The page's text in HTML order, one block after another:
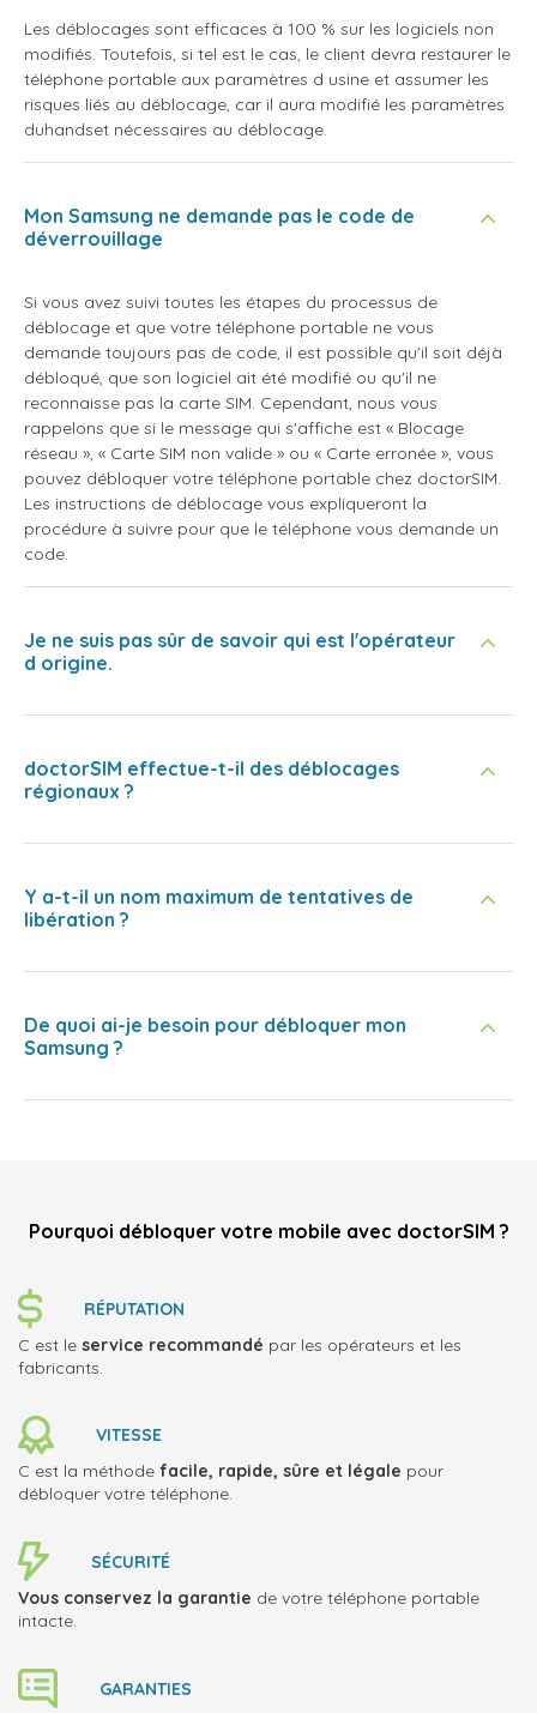
Les déblocages sont efficaces à 100 % sur les logiciels non
modifiés. Toutefois, si tel est le cas, le client devra restaurer le
téléphone portable aux paramètres d usine et assumer les
risques liés au déblocage, car il aura modifié les paramètres
duhandset nécessaires au déblocage.
Mon Samsung ne demande pas le code de
déverrouillage
Si vous avez suivi toutes les étapes du processus de
déblocage et que votre téléphone portable ne vous
demande toujours pas de code, il est possible qu'il soit déjà
débloqué, que son logiciel ait été modifié ou qu'il ne
reconnaisse pas la carte SIM. Cependant, nous vous
rappelons que si le message qui s'affiche est « Blocage
réseau », « Carte SIM non valide » ou « Carte erronée », vous
pouvez débloquer votre téléphone portable chez doctorSIM.
Les instructions de déblocage vous expliqueront la
procédure à suivre pour que le téléphone vous demande un
code.
Je ne suis pas sûr de savoir qui est l'opérateur
d origine.
doctorSIM effectue-t-il des déblocages
régionaux ?
Y a-t-il un nom maximum de tentatives de
libération ?
De quoi ai-je besoin pour débloquer mon
Samsung ?
Pourquoi débloquer votre mobile avec doctorSIM ?
RÉPUTATION
C est le service recommandé par les opérateurs et les
fabricants.
VITESSE
C est la méthode facile, rapide, sûre et légale pour
débloquer votre téléphone.
SÉCURITÉ
Vous conservez la garantie de votre téléphone portable
intacte.
GARANTIES